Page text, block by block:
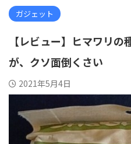
ガジェット
【レビュー】ヒマワリ
が、クソ面倒くさい
2021年5月4日